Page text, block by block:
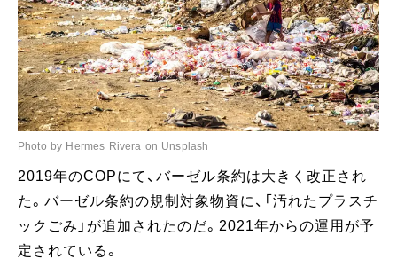
Photo by Hermes Rivera on Unsplash
2019年のCOPにて、バーゼル条約は大きく改正され
た。バーゼル条約の規制対象物資に、「汚れたプラスチ
ックごみ」が追加されたのだ。2021年からの運用が予
定されている。